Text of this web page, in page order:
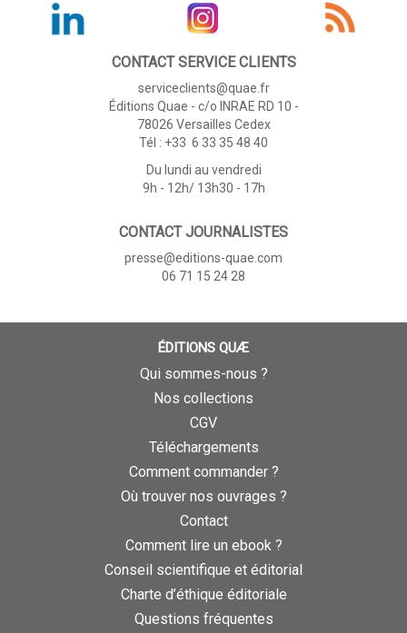
CONTACT SERVICE CLIENTS
serviceclients@quae.fr
Éditions Quae - c/o INRAE RD 10 -
78026 Versailles Cedex
Tél : +33 6 33 35 48 40
Du lundi au vendredi
9h - 12h/ 13h30 - 17h
CONTACT JOURNALISTES
presse@editions-quae.com
06 71 15 24 28
ÉDITIONS QUÆ
Qui sommes-nous ?
Nos collections
CGV
Téléchargements
Comment commander ?
Où trouver nos ouvrages ?
Contact
Comment lire un ebook ?
Conseil scientifique et éditorial
Charte d’éthique éditoriale
Questions fréquentes